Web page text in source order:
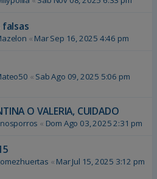
« Mar Sep 16, 2025 4:46 pm
« Sab Ago 09, 2025 5:06 pm
O VALERIA, CUIDADO
« Dom Ago 03, 2025 2:31 pm
« Mar Jul 15, 2025 3:12 pm